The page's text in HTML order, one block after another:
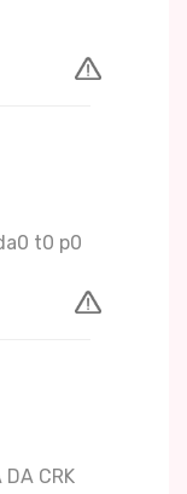
t0 p0
DA CRK